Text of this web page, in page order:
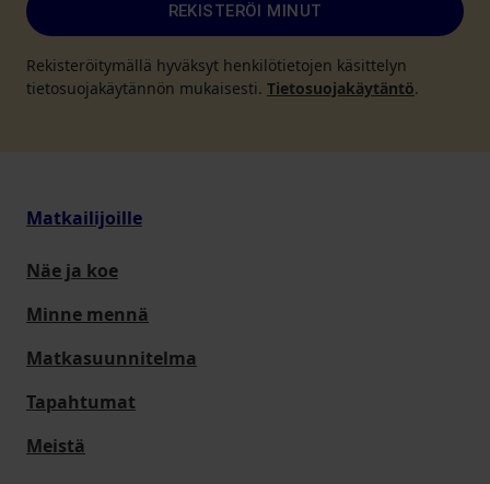
REKISTERÖI MINUT
Rekisteröitymällä hyväksyt henkilötietojen käsittelyn
tietosuojakäytännön mukaisesti. Tietosuojakäytäntö.
Matkailijoille
Näe ja koe
Minne mennä
Matkasuunnitelma
Tapahtumat
Meistä